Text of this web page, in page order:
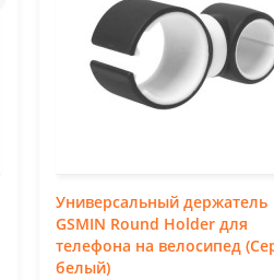
Универсальный держатель
GSMIN Round Holder для
телефона на велосипед
белый)